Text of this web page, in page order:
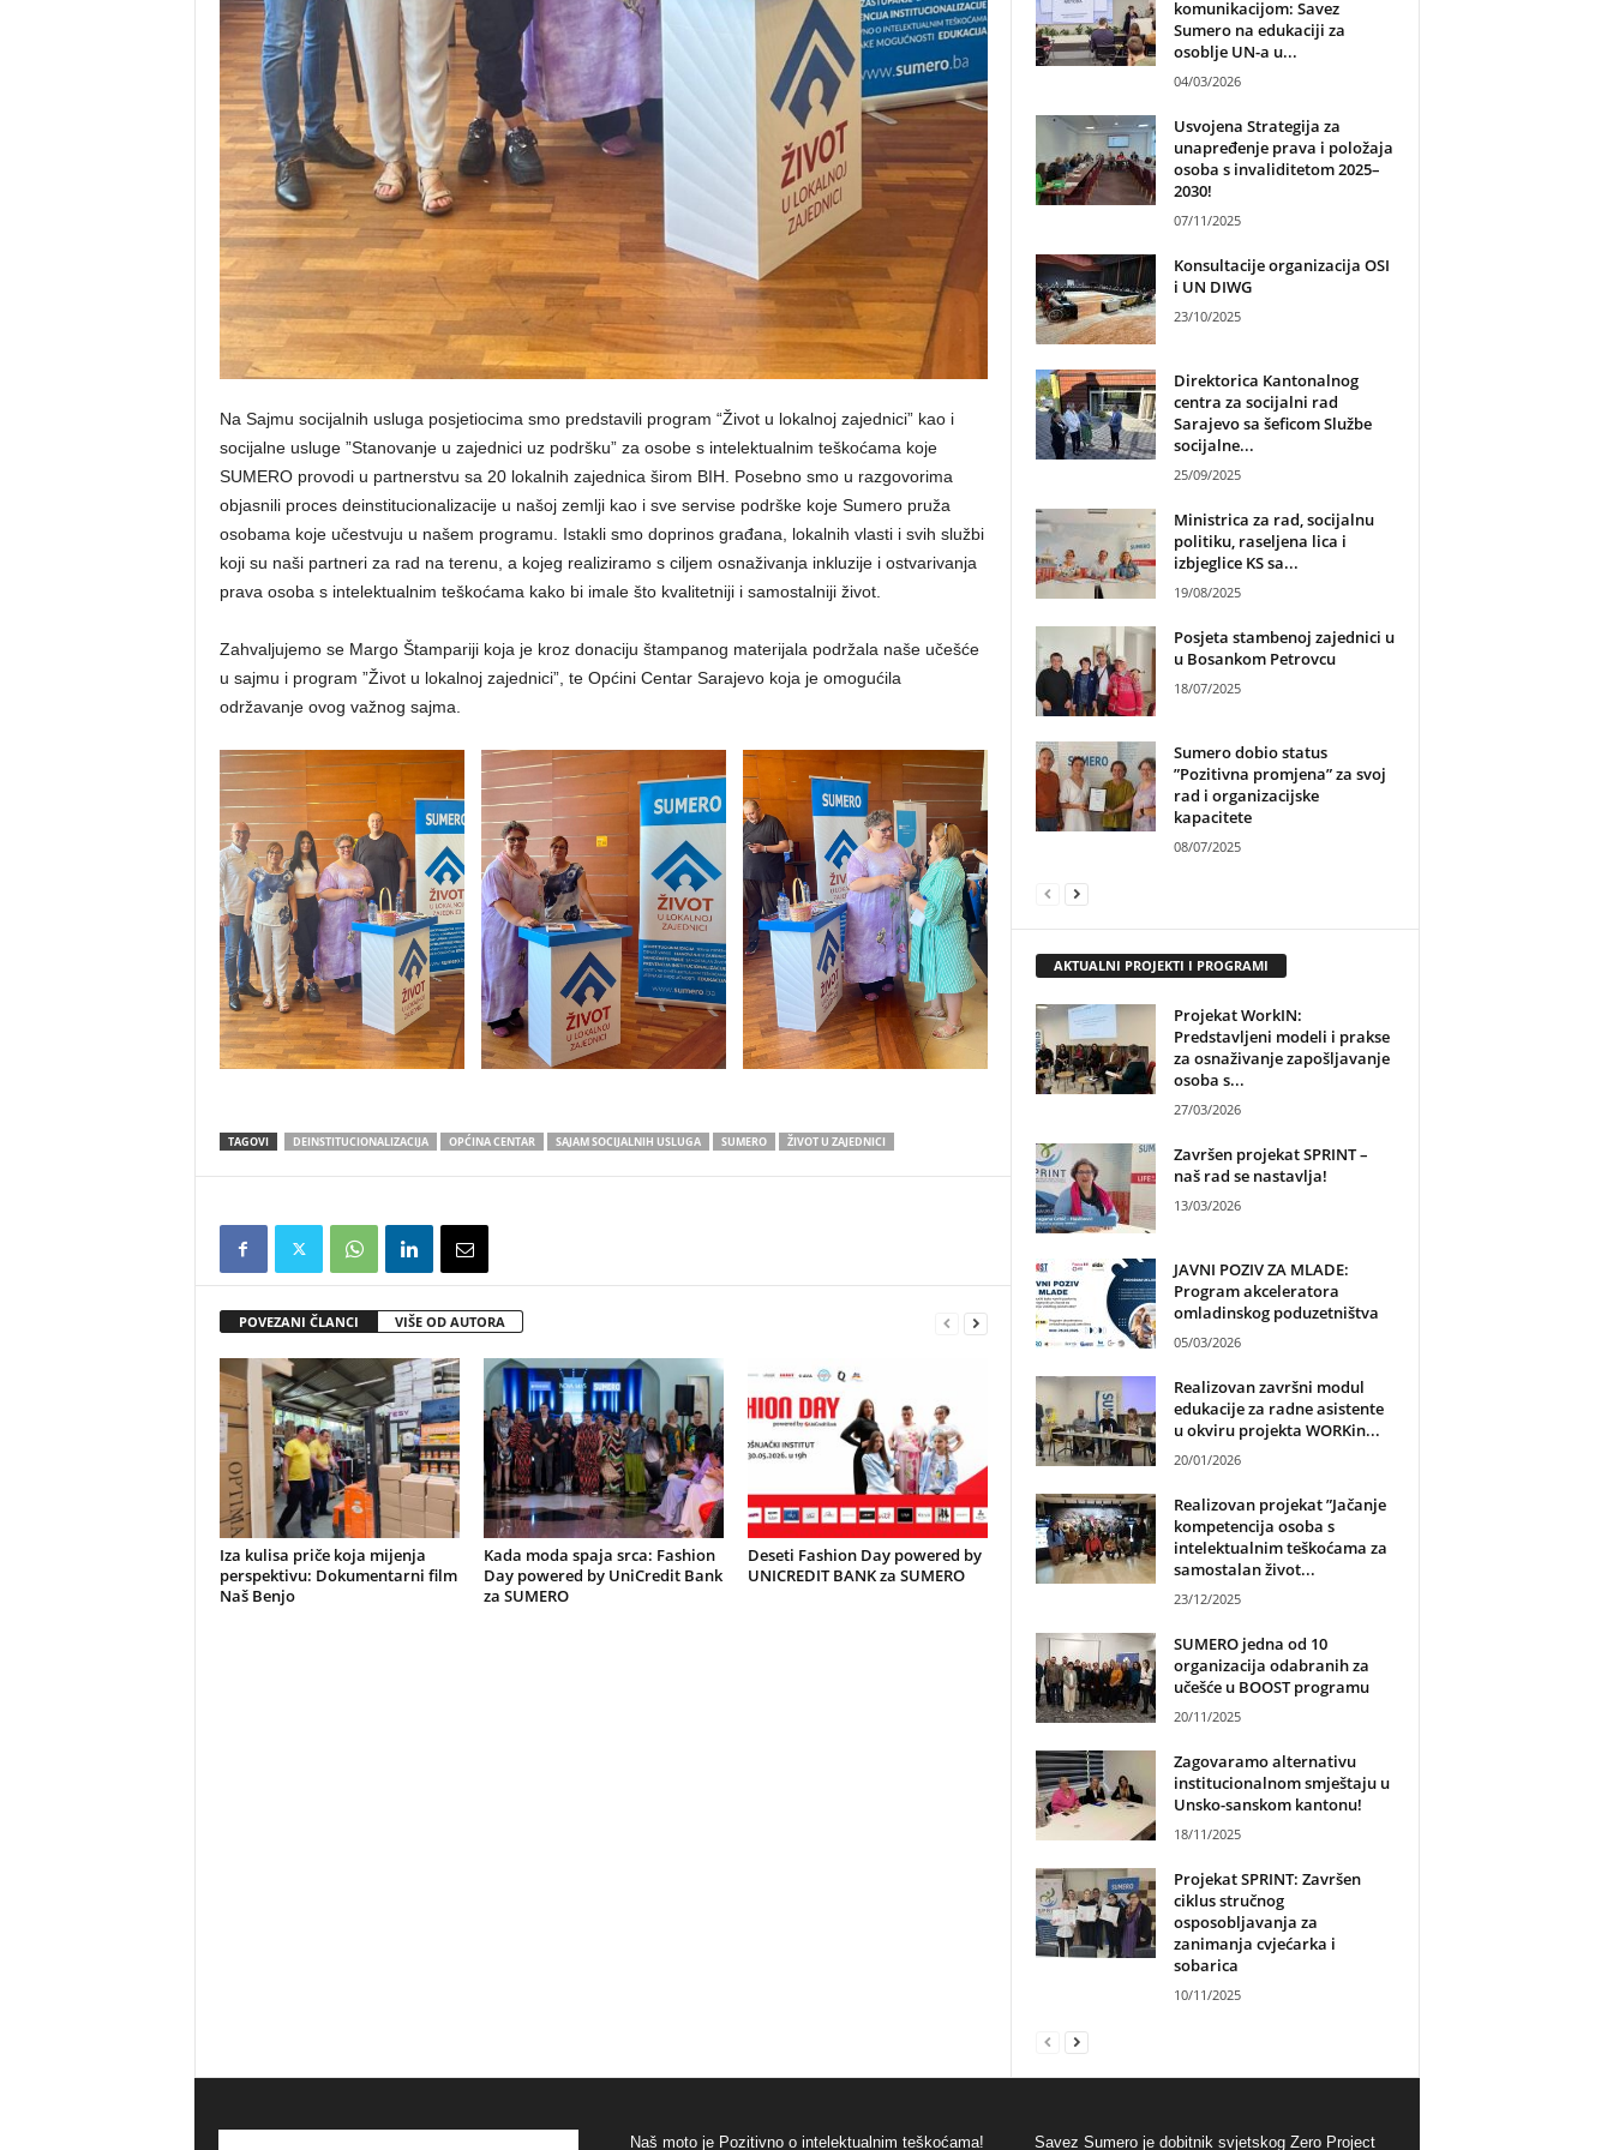
Na Sajmu socijalnih usluga posjetiocima smo predstavili program “Život u lokalnoj zajednici” kao i
socijalne usluge ”Stanovanje u zajednici uz podršku” za osobe s intelektualnim teškoćama koje
SUMERO provodi u partnerstvu sa 20 lokalnih zajednica širom BIH. Posebno smo u razgovorima
objasnili proces deinstitucionalizacije u našoj zemlji kao i sve servise podrške koje Sumero pruža
osobama koje učestvuju u našem programu. Istakli smo doprinos građana, lokalnih vlasti i svih službi
koji su naši partneri za rad na terenu, a kojeg realiziramo s ciljem osnaživanja inkluzije i ostvarivanja
prava osoba s intelektualnim teškoćama kako bi imale što kvalitetniji i samostalniji život.
Zahvaljujemo se Margo Štampariji koja je kroz donaciju štampanog materijala podržala naše učešće
u sajmu i program ”Život u lokalnoj zajednici”, te Općini Centar Sarajevo koja je omogućila
održavanje ovog važnog sajma.
TAGOVI DEINSTITUCIONALIZACIJA OPĆINA CENTAR SAJAM SOCIJALNIH USLUGA SUMERO ŽIVOT U ZAJEDNICI
POVEZANI ČLANCI VIŠE OD AUTORA
Iza kulisa priče koja mijenja
perspektivu: Dokumentarni film
Naš Benjo
Kada moda spaja srca: Fashion
Day powered by UniCredit Bank
za SUMERO
Deseti Fashion Day powered by
UNICREDIT BANK za SUMERO
komunikacijom: Savez
Sumero na edukaciji za
osoblje UN-a u...
04/03/2026
Usvojena Strategija za
unapređenje prava i položaja
osoba s invaliditetom 2025–
2030!
07/11/2025
Konsultacije organizacija OSI
i UN DIWG
23/10/2025
Direktorica Kantonalnog
centra za socijalni rad
Sarajevo sa šeficom Službe
socijalne...
25/09/2025
Ministrica za rad, socijalnu
politiku, raseljena lica i
izbjeglice KS sa...
19/08/2025
Posjeta stambenoj zajednici u
u Bosankom Petrovcu
18/07/2025
Sumero dobio status
”Pozitivna promjena” za svoj
rad i organizacijske
kapacitete
08/07/2025
AKTUALNI PROJEKTI I PROGRAMI
Projekat WorkIN:
Predstavljeni modeli i prakse
za osnaživanje zapošljavanje
osoba s...
27/03/2026
Završen projekat SPRINT –
naš rad se nastavlja!
13/03/2026
JAVNI POZIV ZA MLADE:
Program akceleratora
omladinskog poduzetništva
05/03/2026
Realizovan završni modul
edukacije za radne asistente
u okviru projekta WORKin...
20/01/2026
Realizovan projekat ”Jačanje
kompetencija osoba s
intelektualnim teškoćama za
samostalan život...
23/12/2025
SUMERO jedna od 10
organizacija odabranih za
učešće u BOOST programu
20/11/2025
Zagovaramo alternativu
institucionalnom smještaju u
Unsko-sanskom kantonu!
18/11/2025
Projekat SPRINT: Završen
ciklus stručnog
osposobljavanja za
zanimanja cvjećarka i
sobarica
10/11/2025
Naš moto je Pozitivno o intelektualnim teškoćama! Savez Sumero je dobitnik svjetskog Zero Project